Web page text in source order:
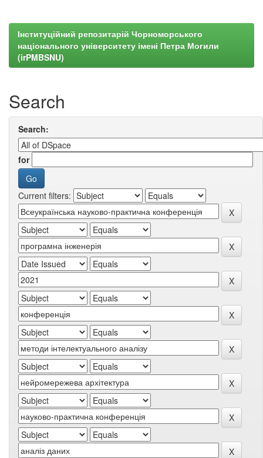
Інституційний репозитарій Чорноморського
національного університету імені Петра Могили
(irPMBSNU)
Search
Search:
for
Current filters: